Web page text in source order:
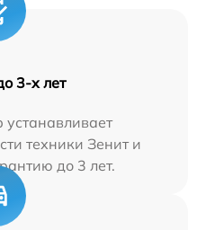
3-х лет
техники Зенит и
до 3 лет.